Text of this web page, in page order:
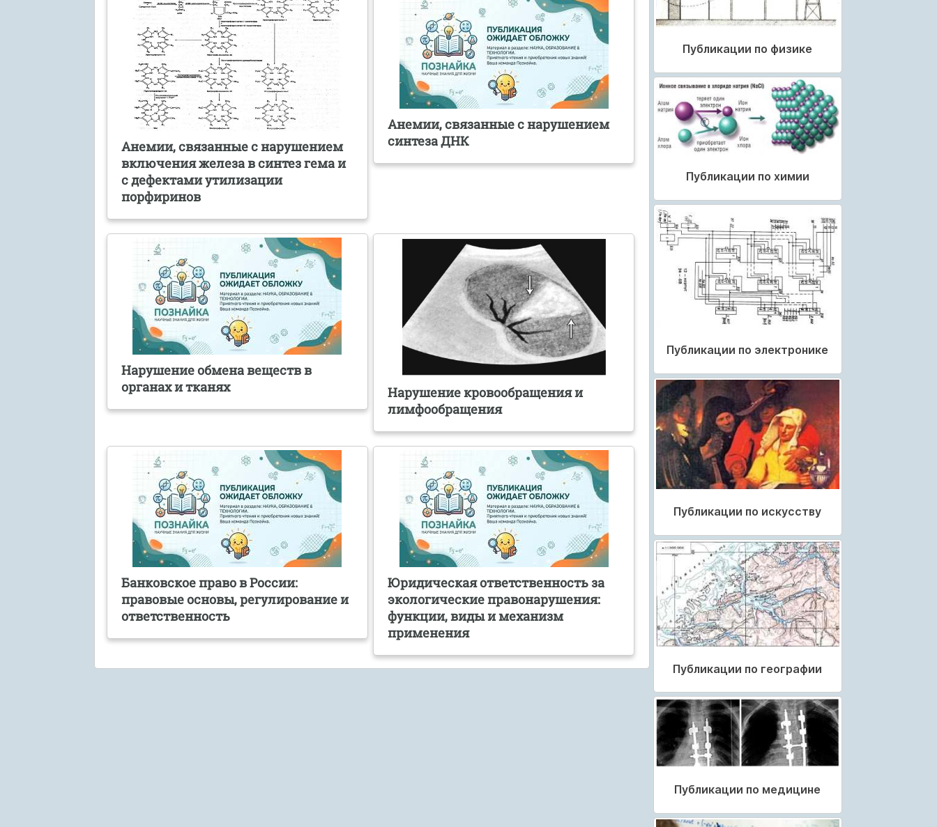
Анемии, связанные с нарушением
включения железа в синтез гема и
с дефектами утилизации
порфиринов
Анемии, связанные с нарушением
синтеза ДНК
Нарушение обмена веществ в
органах и тканях
Нарушение кровообращения и
лимфообращения
Банковское право в России:
правовые основы, регулирование и
ответственность
Юридическая ответственность за
экологические правонарушения:
функции, виды и механизм
применения
Публикации по физике
Публикации по химии
Публикации по электронике
Публикации по искусству
Публикации по географии
Публикации по медицине